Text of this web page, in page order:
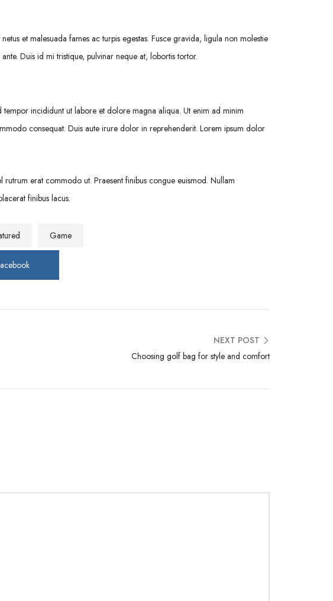
et malesuada fames ac turpis egestas. Fusce gravida, ligula non molestie
Duis id mi tristique, pulvinar neque at, lobortis tortor.
incididunt ut labore et dolore magna aliqua. Ut enim ad minim
consequat. Duis aute irure dolor in reprehenderit. Lorem ipsum dolor
erat commodo ut. Praesent finibus congue euismod. Nullam
finibus lacus.
Game
NEXT POST
Choosing golf bag for style and comfort